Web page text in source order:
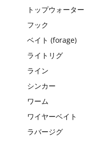
トップウォーター
フック
ベイト (forage)
ライトリグ
ライン
シンカー
ワーム
ワイヤーベイト
ラバージグ